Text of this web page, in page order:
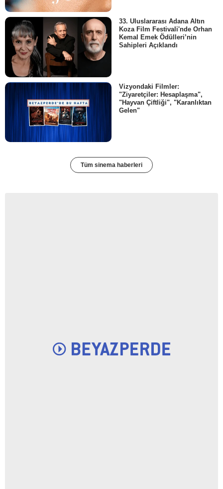
33. Uluslararası Adana Altın
Koza Film Festivali'nde Orhan
Kemal Emek Ödülleri’nin
Sahipleri Açıklandı
Vizyondaki Filmler:
"Ziyaretçiler: Hesaplaşma",
"Hayvan Çiftliği", "Karanlıktan
Gelen"
Tüm sinema haberleri